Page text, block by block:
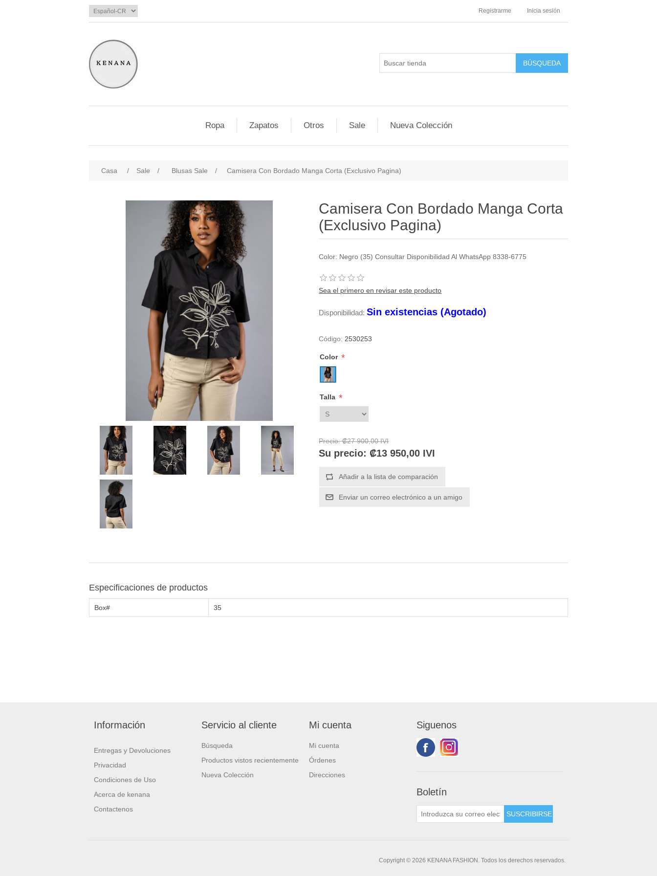
Registrarme Inicia sesión
Ropa Zapatos Otros Sale Nueva Colección
Casa / Sale / Blusas Sale / Camisera Con Bordado Manga Corta (Exclusivo Pagina)
Camisera Con Bordado Manga Corta
(Exclusivo Pagina)
Color: Negro (35) Consultar Disponibilidad Al WhatsApp 8338-6775
Sea el primero en revisar este producto
Disponibilidad: Sin existencias (Agotado)
Código: 2530253
Color *
Talla *
Precio: ₡27 900,00 IVI
Su precio: ₡13 950,00 IVI
Especificaciones de productos
Box# 35
Información
Entregas y Devoluciones
Privacidad
Condiciones de Uso
Acerca de kenana
Contactenos
Servicio al cliente
Búsqueda
Productos vistos recientemente
Nueva Colección
Mi cuenta
Mi cuenta
Órdenes
Direcciones
Siguenos
Boletín
Copyright © 2026 KENANA FASHION. Todos los derechos reservados.